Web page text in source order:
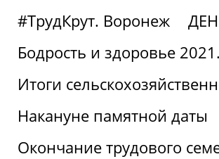
#ТрудКрут. Воронеж
Бодрость и здоровье
Итоги
Накануне памятной даты
Окончание трудового